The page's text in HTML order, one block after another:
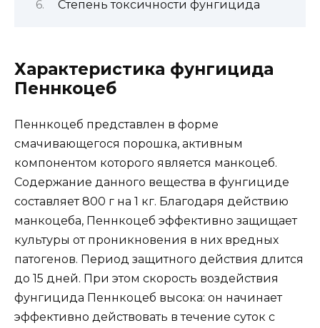
Степень токсичности фунгицида
Характеристика фунгицида
Пеннкоцеб
Пеннкоцеб представлен в форме
смачивающегося порошка, активным
компонентом которого является манкоцеб.
Содержание данного вещества в фунгициде
составляет 800 г на 1 кг. Благодаря действию
манкоцеба, Пеннкоцеб эффективно защищает
культуры от проникновения в них вредных
патогенов. Период защитного действия длится
до 15 дней. При этом скорость воздействия
фунгицида Пеннкоцеб высока: он начинает
эффективно действовать в течение суток с